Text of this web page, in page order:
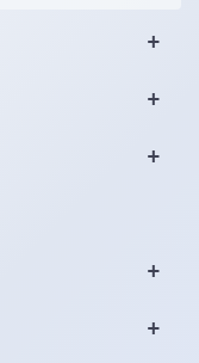
+
+
+
+
+